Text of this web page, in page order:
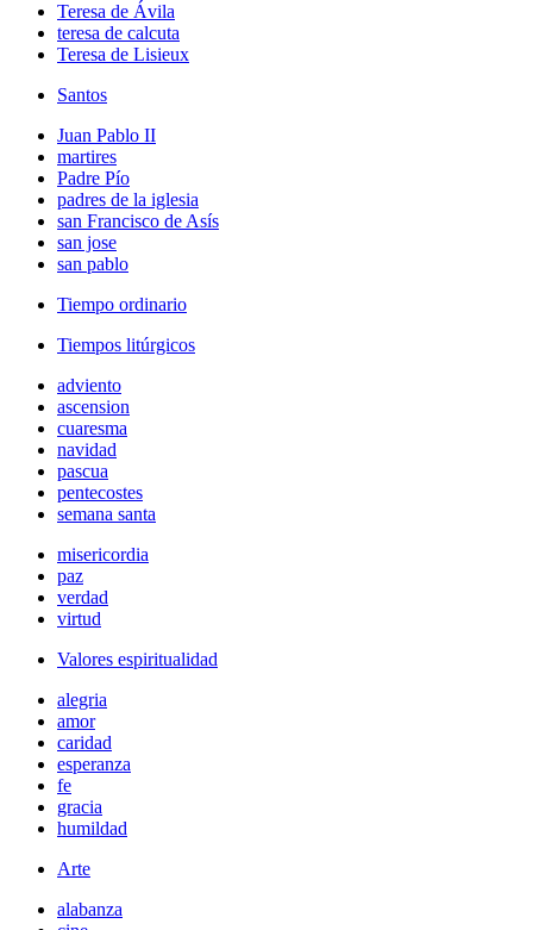
Teresa de Ávila
teresa de calcuta
Teresa de Lisieux
Santos
Juan Pablo II
martires
Padre Pío
padres de la iglesia
san Francisco de Asís
san jose
san pablo
Tiempo ordinario
Tiempos litúrgicos
adviento
ascension
cuaresma
navidad
pascua
pentecostes
semana santa
misericordia
paz
verdad
virtud
Valores espiritualidad
alegria
amor
caridad
esperanza
fe
gracia
humildad
Arte
alabanza